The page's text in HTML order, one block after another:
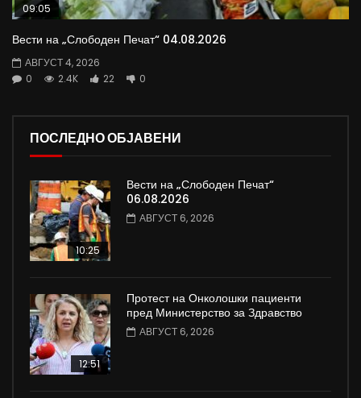
09:05
Вести на „Слободен Печат“ 04.08.2026
АВГУСТ 4, 2026
0
2.4K 22 0
ПОСЛЕДНО ОБЈАВЕНИ
10:25
Вести на „Слободен Печат“
06.08.2026
АВГУСТ 6, 2026
12:51
Протест на Онколошки пациенти
пред Министерство за Здравство
АВГУСТ 6, 2026